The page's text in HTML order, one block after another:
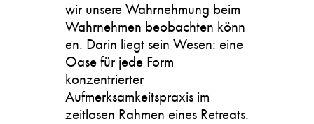
wir unsere Wahrnehmung beim
Wahrnehmen beobachten könn
en. Darin liegt sein Wesen: eine
Oase für jede Form
konzentrierter
Aufmerksamkeitspraxis im
zeitlosen Rahmen eines Retreats.